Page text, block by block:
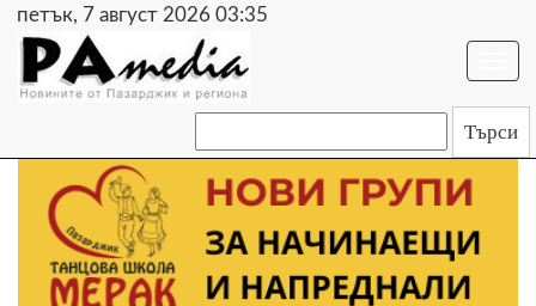
петък, 7 август 2026 03:35